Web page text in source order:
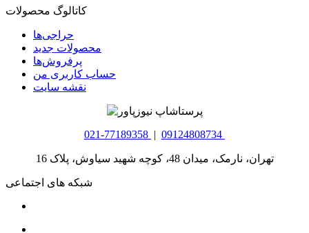
کاتالوگ محصولات
حراجی‌ها
محصولات جدید
پرفروش‌ها
حساب کاربری من
نقشه سایت
021-77189358 | 09124808734
تهران، نارمک، میدان 48، کوچه شهید سیاوش، پلاک 16
شبکه های اجتماعی